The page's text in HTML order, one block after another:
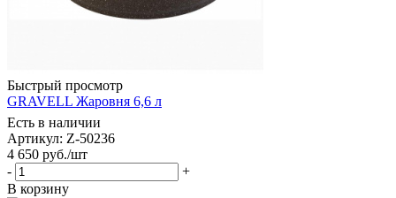
Быстрый просмотр
GRAVELL Жаровня 6,6 л
Есть в наличии
Артикул: Z-50236
4 650 руб./шт
-
+
В корзину